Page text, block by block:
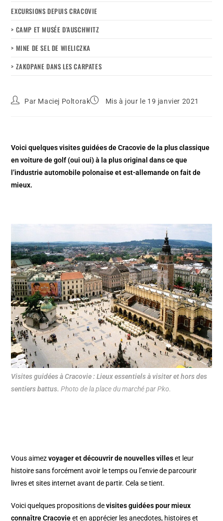
EXCURSIONS DEPUIS CRACOVIE
> CAMP ET MUSÉE D’AUSCHWITZ
> MINE DE SEL DE WIELICZKA
> ZAKOPANE DANS LES CARPATES
Par Maciej Poltorak Mis à jour le 19 janvier 2021
Voici quelques visites guidées de Cracovie de la plus classique
en voiture de golf (oui oui) à la plus original dans ce que
l’industrie automobile polonaise et est-allemande on fait de
mieux.
Visites guidées à Cracovie : Lieux essentiels à visiter et hors des
sentiers battus. Photo de la place du marché par Pko.
Vous aimezvoyager et découvrir de nouvelles villeset leur
histoire sans forcément avoir le temps ou l’envie de parcourir
livres et sites internet avant de partir. Cela se tient.
Voici quelques propositions devisites guidées pour mieux
connaître Cracovieet en apprécier les anecdotes, histoires et